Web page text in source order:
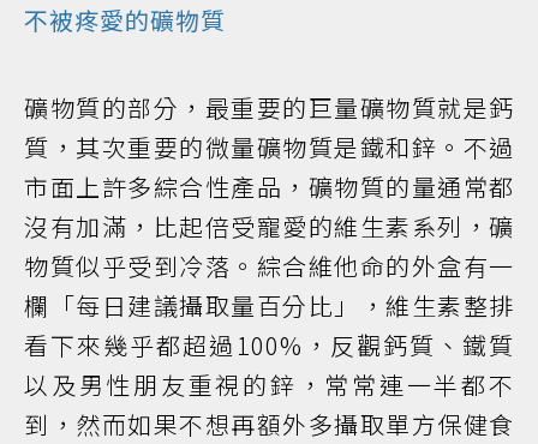
不被疼愛的礦物質
礦物質的部分，最重要的巨量礦物質就是鈣
質，其次重要的微量礦物質是鐵和鋅。不過
市面上許多綜合性產品，礦物質的量通常都
沒有加滿，比起倍受寵愛的維生素系列，礦
物質似乎受到冷落。綜合維他命的外盒有一
欄「每日建議攝取量百分比」，維生素整排
看下來幾乎都超過100%，反觀鈣質、鐵質
以及男性朋友重視的鋅，常常連一半都不
到，然而如果不想再額外多攝取單方保健食